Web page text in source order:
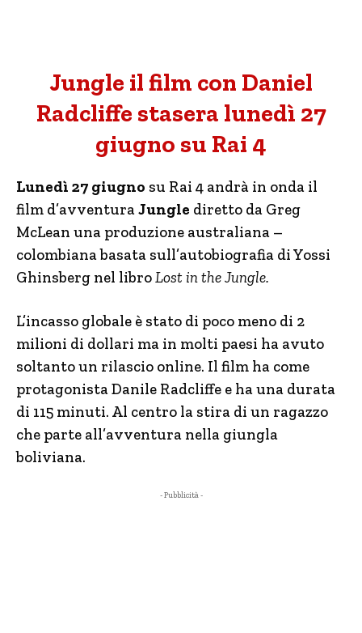
Jungle il film con Daniel
Radcliffe stasera lunedì 27
giugno su Rai 4
Lunedì 27 giugno su Rai 4 andrà in onda il
film d’avventuraJungle diretto da Greg
McLean una produzione australiana –
colombiana basata sull’autobiografia di Yossi
Ghinsberg nel libroLost in the Jungle.
L’incasso globale è stato di poco meno di 2
milioni di dollari ma in molti paesi ha avuto
soltanto un rilascio online. Il film ha come
protagonista Danile Radcliffe e ha una durata
di 115 minuti. Al centro la stira di un ragazzo
che parte all’avventura nella giungla
boliviana.
- Pubblicità -